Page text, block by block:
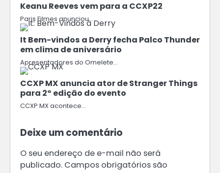
Keanu Reeves vem para a CCXP22
Paris Filmes anunciou…
It Bem-vindos a Derry fecha Palco Thunder
em clima de aniversário
Apresentadores do Omelete…
CCXP MX anuncia ator de Stranger Things
para 2º edição do evento
CCXP MX acontece…
Deixe um comentário
O seu endereço de e-mail não será
publicado. Campos obrigatórios são